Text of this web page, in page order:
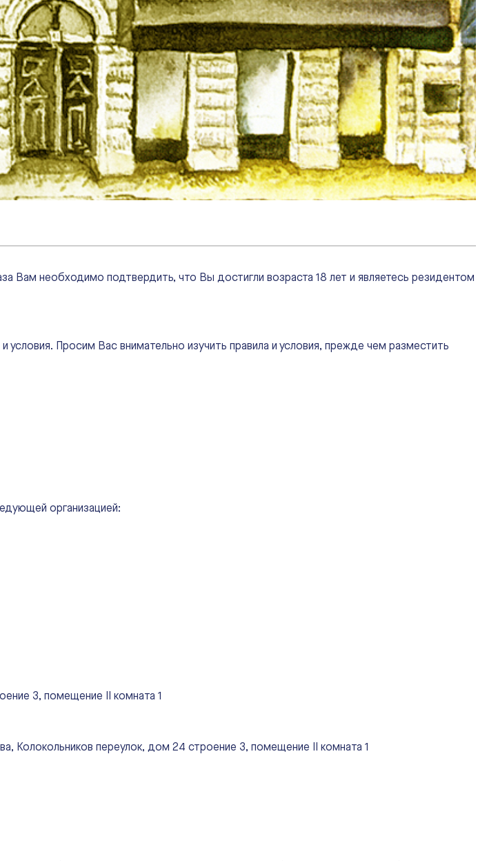
Вам необходимо подтвердить, что Вы достигли возраста 18 лет и являетесь резидентом
Просим Вас внимательно изучить правила и условия, прежде чем разместить
организацией:
3, помещение II комната 1
Колокольников переулок, дом 24 строение 3, помещение II комната 1